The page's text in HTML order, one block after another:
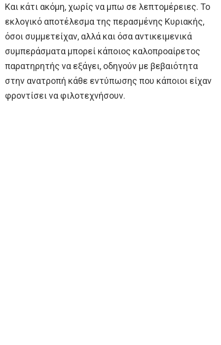
Και κάτι ακόμη, χωρίς να μπω σε λεπτομέρειες. Το
εκλογικό αποτέλεσμα της περασμένης Κυριακής,
όσοι συμμετείχαν, αλλά και όσα αντικειμενικά
συμπεράσματα μπορεί κάποιος καλοπροαίρετος
παρατηρητής να εξάγει, οδηγούν με βεβαιότητα
στην ανατροπή κάθε εντύπωσης που κάποιοι είχαν
φροντίσει να φιλοτεχνήσουν.